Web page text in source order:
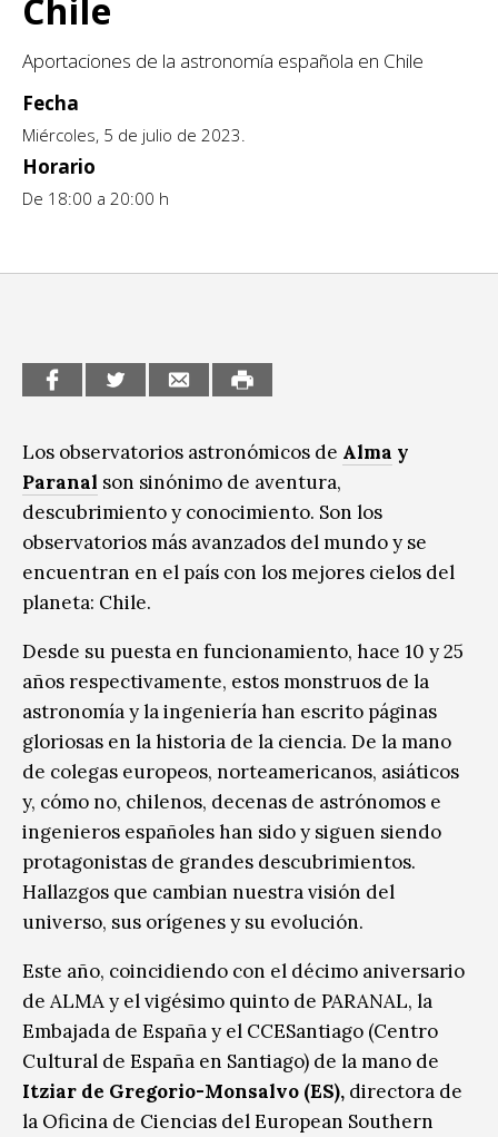
Sitios de interés
Infantil / Juvenil
Letras
Patrimonio
Chile
Aportaciones de la astronomía española en Chile
Fecha
Miércoles, 5 de julio de 2023.
Horario
De 18:00 a 20:00 h
Los observatorios astronómicos de Alma y
Paranal son sinónimo de aventura,
descubrimiento y conocimiento. Son los
observatorios más avanzados del mundo y se
encuentran en el país con los mejores cielos del
planeta: Chile.
Desde su puesta en funcionamiento, hace 10 y 25
años respectivamente, estos monstruos de la
astronomía y la ingeniería han escrito páginas
gloriosas en la historia de la ciencia. De la mano
de colegas europeos, norteamericanos, asiáticos
y, cómo no, chilenos, decenas de astrónomos e
ingenieros españoles han sido y siguen siendo
protagonistas de grandes descubrimientos.
Hallazgos que cambian nuestra visión del
universo, sus orígenes y su evolución.
Este año, coincidiendo con el décimo aniversario
de ALMA y el vigésimo quinto de PARANAL, la
Embajada de España y el CCESantiago (Centro
Cultural de España en Santiago) de la mano de
Itziar de Gregorio-Monsalvo (ES), directora de
la Oficina de Ciencias del European Southern